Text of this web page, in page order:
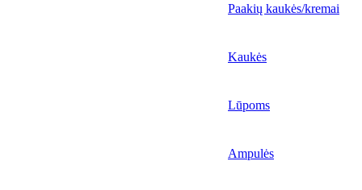
Paakių kaukės/kremai
Kaukės
Lūpoms
Ampulės